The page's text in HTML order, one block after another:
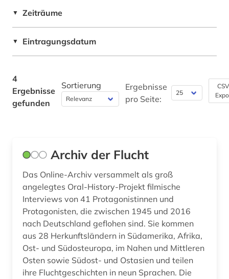
Sport (0)
Sprachen und Kulturen Asiens, Afrikas und
Technik (0)
Westfalica (0)
Wirtschaftswissenschaften (0)
Wissenschaftskunde, Forschung, Hochschul-,
Museumswesen (0)
▼ Zeiträume
▼ Eintragungsdatum
4
Ergebnisse
gefunden
Sortierung
Ergebnisse
pro Seite:
Archiv der Flucht
Das Online-Archiv versammelt als groß
angelegtes Oral-History-Projekt filmische
Interviews von 41 Protagonistinnen und
Protagonisten, die zwischen 1945 und 2016
nach Deutschland geflohen sind. Sie kommen
aus 28 Herkunftsländern in Südamerika, Afrika,
Ost- und Südosteuropa, im Nahen und Mittleren
Osten sowie Südost- und Ostasien und teilen
ihre Fluchtgeschichten in neun Sprachen. Die